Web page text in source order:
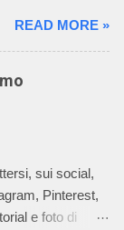
realizzare ogni
taglia
maglia dal
assemblarle.
racconto non
il metallo è
da alto
di
è diffuso fin
di
lento processo,
READ MORE »
sui social,
Pinterest,
e foto di